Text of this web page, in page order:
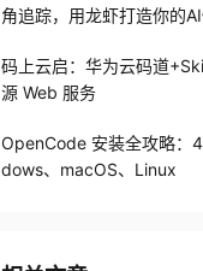
角追踪，用龙虾打造你的
码上云启：华为云码道
源 Web 服务
OpenCode 安装全攻略：
dows、macOS、Linux